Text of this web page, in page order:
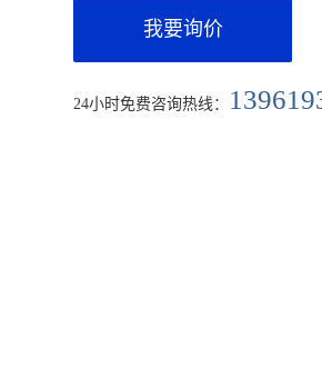
我要询价
24小时免费咨询热线：